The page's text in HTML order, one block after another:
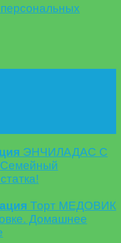
ЭНЧИЛАДАС С
Торт МЕДОВИК
Домашнее